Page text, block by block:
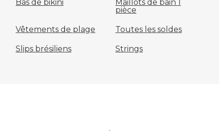
Bas de bikini
Maillots de bain 1
pièce
Vêtements de plage Toutes les soldes
Slips brésiliens Strings